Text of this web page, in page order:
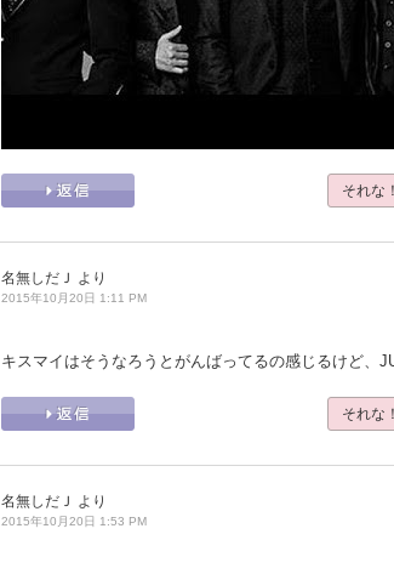
それな！
名無しだＪ より
2015年10月20日 1:11 PM
キスマイはそうなろうとがんばってるの感じるけど
それな！
名無しだＪ より
2015年10月20日 1:53 PM